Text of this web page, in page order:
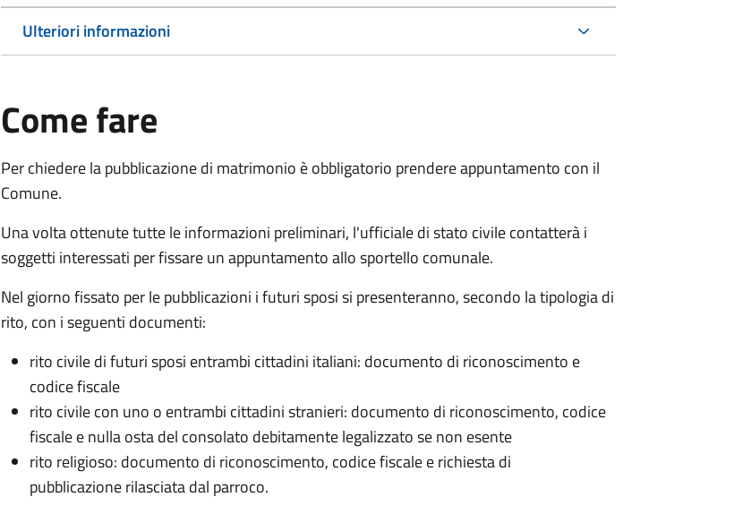
Ulteriori informazioni
Come fare
Per chiedere la pubblicazione di matrimonio è obbligatorio prendere appuntamento con il
Comune.
Una volta ottenute tutte le informazioni preliminari, l'ufficiale di stato civile contatterà i
soggetti interessati per fissare un appuntamento allo sportello comunale.
Nel giorno fissato per le pubblicazioni i futuri sposi si presenteranno, secondo la tipologia di
rito, con i seguenti documenti:
rito civile di futuri sposi entrambi cittadini italiani: documento di riconoscimento e
codice fiscale
rito civile con uno o entrambi cittadini stranieri: documento di riconoscimento, codice
fiscale e nulla osta del consolato debitamente legalizzato se non esente
rito religioso: documento di riconoscimento, codice fiscale e richiesta di
pubblicazione rilasciata dal parroco.